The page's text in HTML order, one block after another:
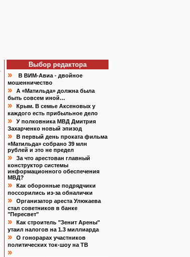
Выбор редактора
»
В ВИМ-Авиа - двойное
мошенничество
»
А «Матильда» должна была
быть совсем иной…
»
Крым. В семье Аксеновых у
каждого есть прибыльное дело
»
У полковника МВД Дмитрия
Захарченко новый эпизод
»
В первый день проката фильма
«Матильда» собрано 39 млн
рублей и это не предел
»
За что арестован главный
конструктор системы
информационного обеспечения
МВД?
»
Как оборонные подрядчики
поссорились из-за обналички
»
Организатор ареста Улюкаева
стал советников в банке
"Пересвет"
»
Как строитель "Зенит Арены"
утаил налогов на 1.3 миллиарда
»
О гонорарах участников
политических ток-шоу на ТВ
»